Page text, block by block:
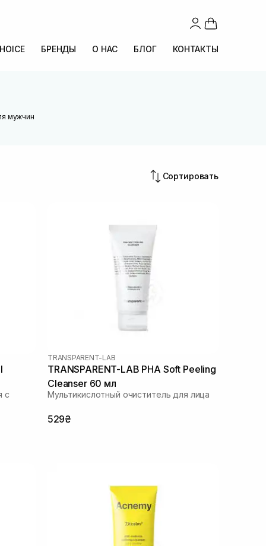
БРЕНДЫ О НАС БЛОГ КОНТАКТЫ
мужчин
Сортировать
с
TRANSPARENT-LAB
TRANSPARENT-LAB PHA Soft Peeling
Cleanser 60 мл
Мультикислотный очиститель для лица
529₴